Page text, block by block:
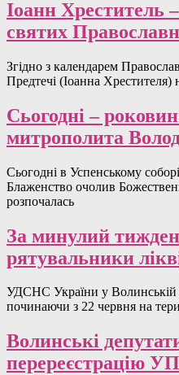
Іоанн Хреститель
святих
Згідно з календарем
Предтечі (Іоанна Хрестителя)
Сьогодні –
митрополита
Сьогодні в Успенському
Блаженство очолив
розпочалась
За минулий
рятувальники
УДСНС України у Волинській
починаючи з 22 червня на
Волинські
перереєстрацію